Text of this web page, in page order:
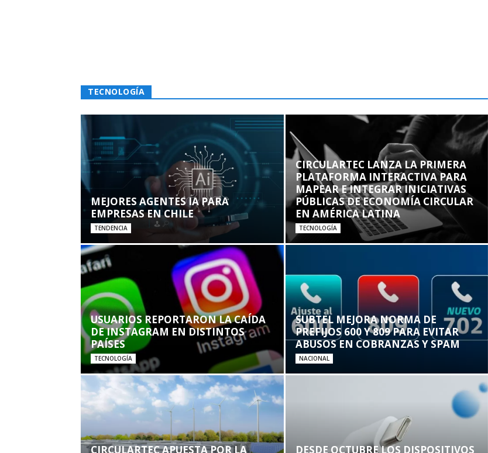
TECNOLOGÍA
MEJORES AGENTES IA PARA
EMPRESAS EN CHILE
TENDENCIA
CIRCULARTEC LANZA LA PRIMERA
PLATAFORMA INTERACTIVA PARA
MAPEAR E INTEGRAR INICIATIVAS
PÚBLICAS DE ECONOMÍA CIRCULAR
EN AMÉRICA LATINA
TECNOLOGÍA
USUARIOS REPORTARON LA CAÍDA
DE INSTAGRAM EN DISTINTOS
PAÍSES
TECNOLOGÍA
SUBTEL MEJORA NORMA DE
PREFIJOS 600 Y 809 PARA EVITAR
ABUSOS EN COBRANZAS Y SPAM
NACIONAL
CIRCULARTEC APUESTA POR LA DESDE OCTUBRE LOS DISPOSITIVOS